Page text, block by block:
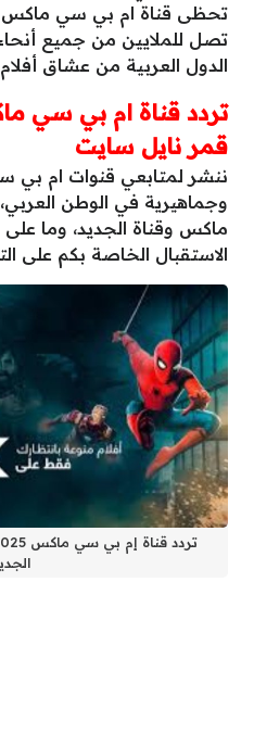
تحظى قناة ام بي سي ماكس
تصل للملايين من جميع
الدول العربية من عشاق أفلام
قمر نايل سايت
ننشر لمتابعي قنوات ام بي
وجماهيرية في الوطن
ماكس وقناة الجديد، وما
الاستقبال الخاصة بكم على